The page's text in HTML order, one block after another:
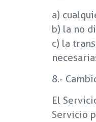
a)
b) la no
c) la
8.-
El
Servicio